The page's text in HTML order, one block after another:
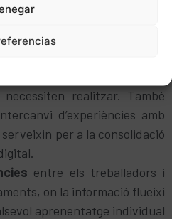
d’inici amb els mateixos
realitzar. També
d’experiències amb
per a la consolidació
entre els treballadors i
on la informació flueixi
aprenentatge individual